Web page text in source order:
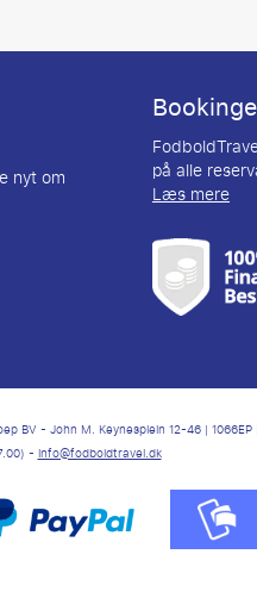
nyt om
på alle
Læs mere
BV - John M. Keynesplein 12-46 |
- info@fodboldtravel.dk